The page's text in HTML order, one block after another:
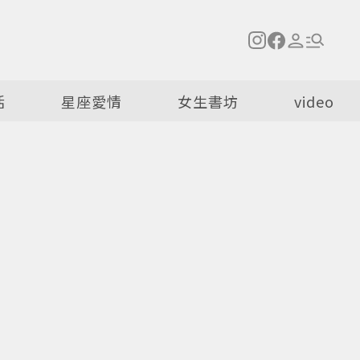
星座愛情 女生書坊 video